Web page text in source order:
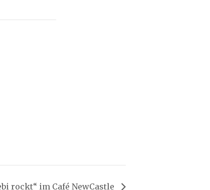
rockt“ im Café NewCastle